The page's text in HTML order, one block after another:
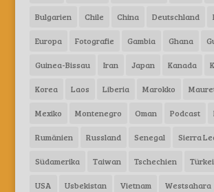
Bulgarien Chile China Deutschland
Europa Fotografie Gambia Ghana
Guinea-Bissau Iran Japan Kanada
Korea Laos Liberia Marokko
Mexiko Montenegro Oman Podcast
Rumänien Russland Senegal Sierra
Südamerika Taiwan Tschechien Türkei
USA Usbekistan Vietnam Westsahara